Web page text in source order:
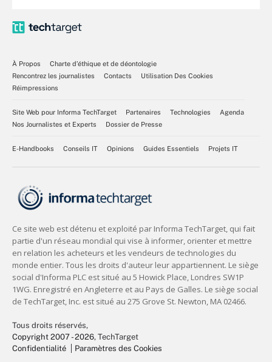
À Propos
Charte d’éthique et de déontologie
Rencontrez les journalistes
Contacts
Utilisation Des Cookies
Réimpressions
Site Web pour Informa TechTarget Partenaires Technologies
Agenda
Nos Journalistes et Experts
Dossier de Presse
E-Handbooks Conseils IT Opinions Guides Essentiels Projets IT
Tous droits réservés,
Copyright 2007 - 2026, TechTarget
Confidentialité
Paramètres des Cookies